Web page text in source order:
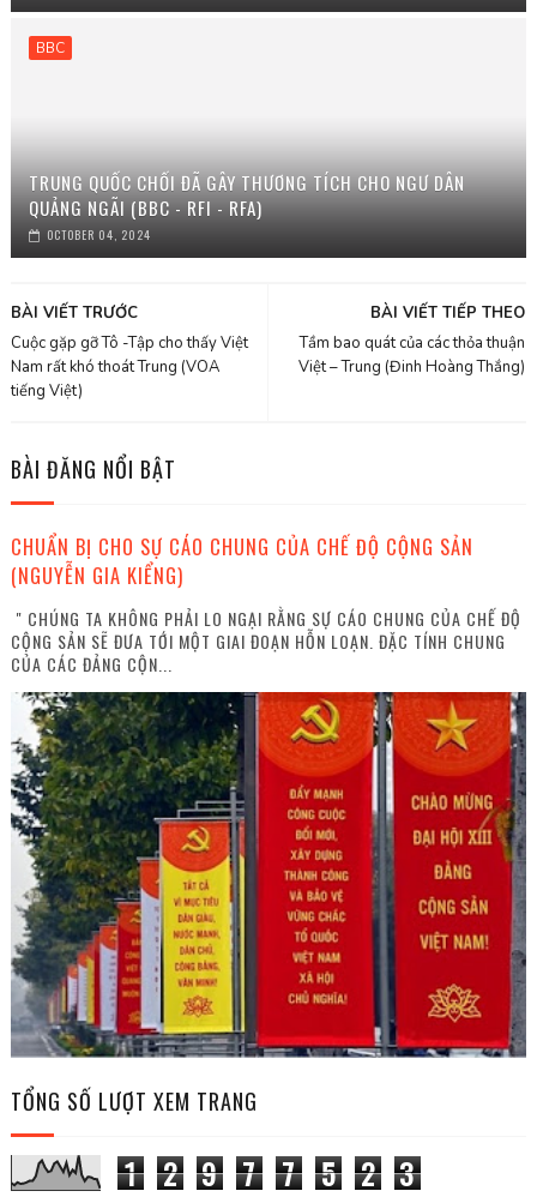
BBC
TRUNG QUỐC CHỐI ĐÃ GÂY THƯƠNG TÍCH CHO NGƯ DÂN
QUẢNG NGÃI (BBC - RFI - RFA)
OCTOBER 04, 2024
BÀI VIẾT TIẾP THEO
Tầm bao quát của các thỏa thuận
Việt – Trung (Đinh Hoàng Thắng)
BÀI VIẾT TRƯỚC
Cuộc gặp gỡ Tô -Tập cho thấy Việt
Nam rất khó thoát Trung (VOA
tiếng Việt)
BÀI ĐĂNG NỔI BẬT
CHUẨN BỊ CHO SỰ CÁO CHUNG CỦA CHẾ ĐỘ CỘNG SẢN
(NGUYỄN GIA KIỂNG)
" CHÚNG TA KHÔNG PHẢI LO NGẠI RẰNG SỰ CÁO CHUNG CỦA CHẾ ĐỘ
CỘNG SẢN SẼ ĐƯA TỚI MỘT GIAI ĐOẠN HỖN LOẠN. ĐẶC TÍNH CHUNG
CỦA CÁC ĐẢNG CỘN...
TỔNG SỐ LƯỢT XEM TRANG
1 2 9 7 7 5 2 3